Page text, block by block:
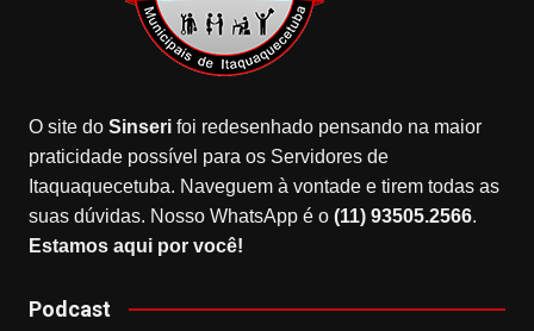
O site do Sinserifoi redesenhado pensando na maior
praticidade possível para os Servidores de
Itaquaquecetuba. Naveguem à vontade e tirem todas as
suas dúvidas. Nosso WhatsApp é o (11) 93505.2566.
Estamos aqui por você!
Podcast